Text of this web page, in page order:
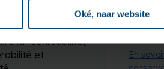
Oké, naar website
de stockage
de contenu
la réutilisabilité,
et
long
En